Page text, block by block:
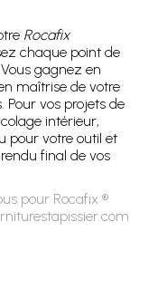
Rocafix
chaque point de
gagnez en
maîtrise de votre
vos projets de
intérieur,
pour votre outil et
final de vos
pour Rocafix ®